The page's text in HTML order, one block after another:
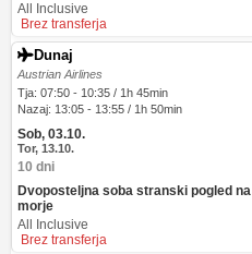
All Inclusive
Brez transferja
Dunaj
Austrian Airlines
Tja: 07:50 - 10:35 / 1h 45min
Nazaj: 13:05 - 13:55 / 1h 50min
Sob, 03.10.
Tor, 13.10.
10 dni
Dvoposteljna soba stranski pogled na
morje
All Inclusive
Brez transferja